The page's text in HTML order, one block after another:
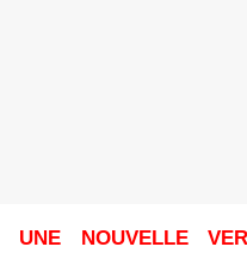
UNE NOUVELLE